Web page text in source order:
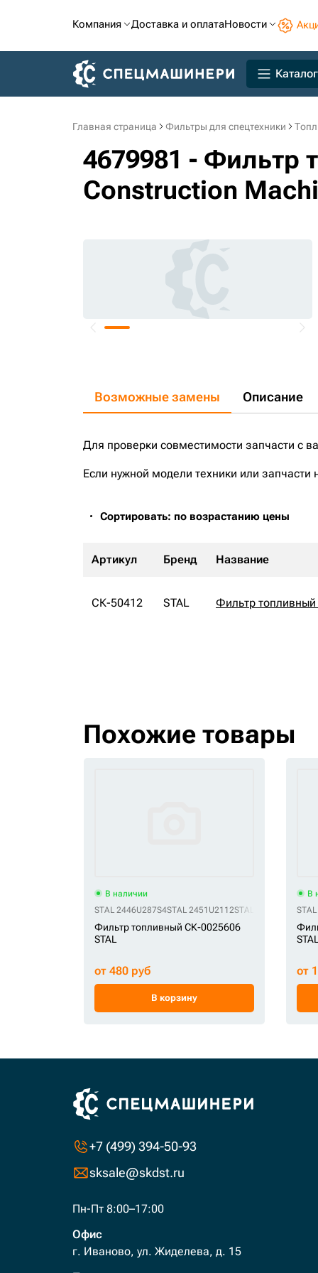
Компания Доставка и оплатаНовости
Каталог
Главная страница Фильтры для спецтехники
4679981 - Фильтр
Construction
Возможные замены Описание
Для проверки совместимости запчасти с
Если нужной модели техники или запчасти
Сортировать: по возрастанию цены
Артикул Бренд Название
СК-50412 STAL Фильтр
Похожие товары
В наличии
STAL 2446U287S4STAL 2451U2112STAL 31945-720001
Фильтр топливный СК-0025606
STAL
от 480 руб
В корзину
В
STAL
от
+7 (499) 394-50-93
sksale@skdst.ru
Пн-Пт 8:00–17:00
Офис
г. Иваново, ул. Жиделева, д. 15